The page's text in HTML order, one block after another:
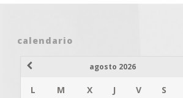
calendario
agosto 2026
L M X J V S